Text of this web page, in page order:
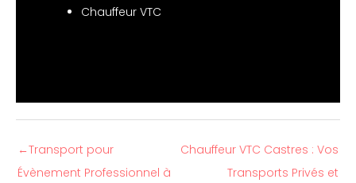
Chauffeur VTC
←Transport pour
Évènement Professionnel à
Chauffeur VTC Castres : Vos
Transports Privés et